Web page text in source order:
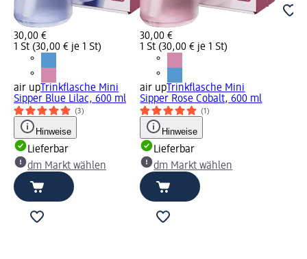
30,00 €
1 St (30,00 € je 1 St)
air up Trinkflasche Mini
Sipper Blue Lilac, 600 ml
(3)
Hinweise
Lieferbar
dm Markt wählen
30,00 €
1 St (30,00 € je 1 St)
air up Trinkflasche Mini
Sipper Rose Cobalt, 600 ml
(1)
Hinweise
Lieferbar
dm Markt wählen